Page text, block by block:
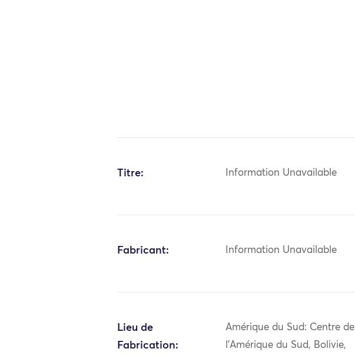
Titre: Information Unavailable
Fabricant: Information Unavailable
Lieu de
Fabrication:
Amérique du Sud: Centre de
l'Amérique du Sud, Bolivie,